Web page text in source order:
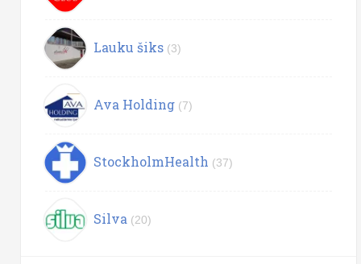
Lauku šiks (3)
Ava Holding (7)
StockholmHealth (37)
Silva (20)